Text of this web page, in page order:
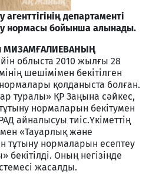
департаменті
нормасы бойынша алынады.
МИЗАМҒАЛИЕВАНЫҢ
облыста 2010 жылғы 28
шешімімен бекітілген
қолданыста болған.
туралы» ҚР Заңына сәйкес,
нормаларын бекітумен
айналысуы тиіс.Үкіметтің
«Тауарлық және
тұтыну нормаларын есептеу
бекітілді. Оның негізінде
жасалды.